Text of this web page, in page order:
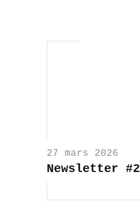
27 mars 2026
Newsletter #2